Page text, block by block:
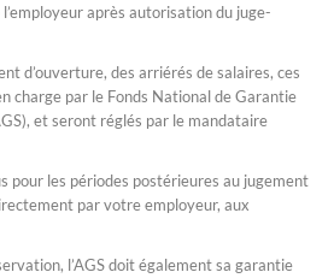
après autorisation du juge-
d’ouverture, des arriérés de salaires, ces
charge par le Fonds National de Garantie
et seront réglés par le mandataire
pour les périodes postérieures au jugement
par votre employeur, aux
l’AGS doit également sa garantie